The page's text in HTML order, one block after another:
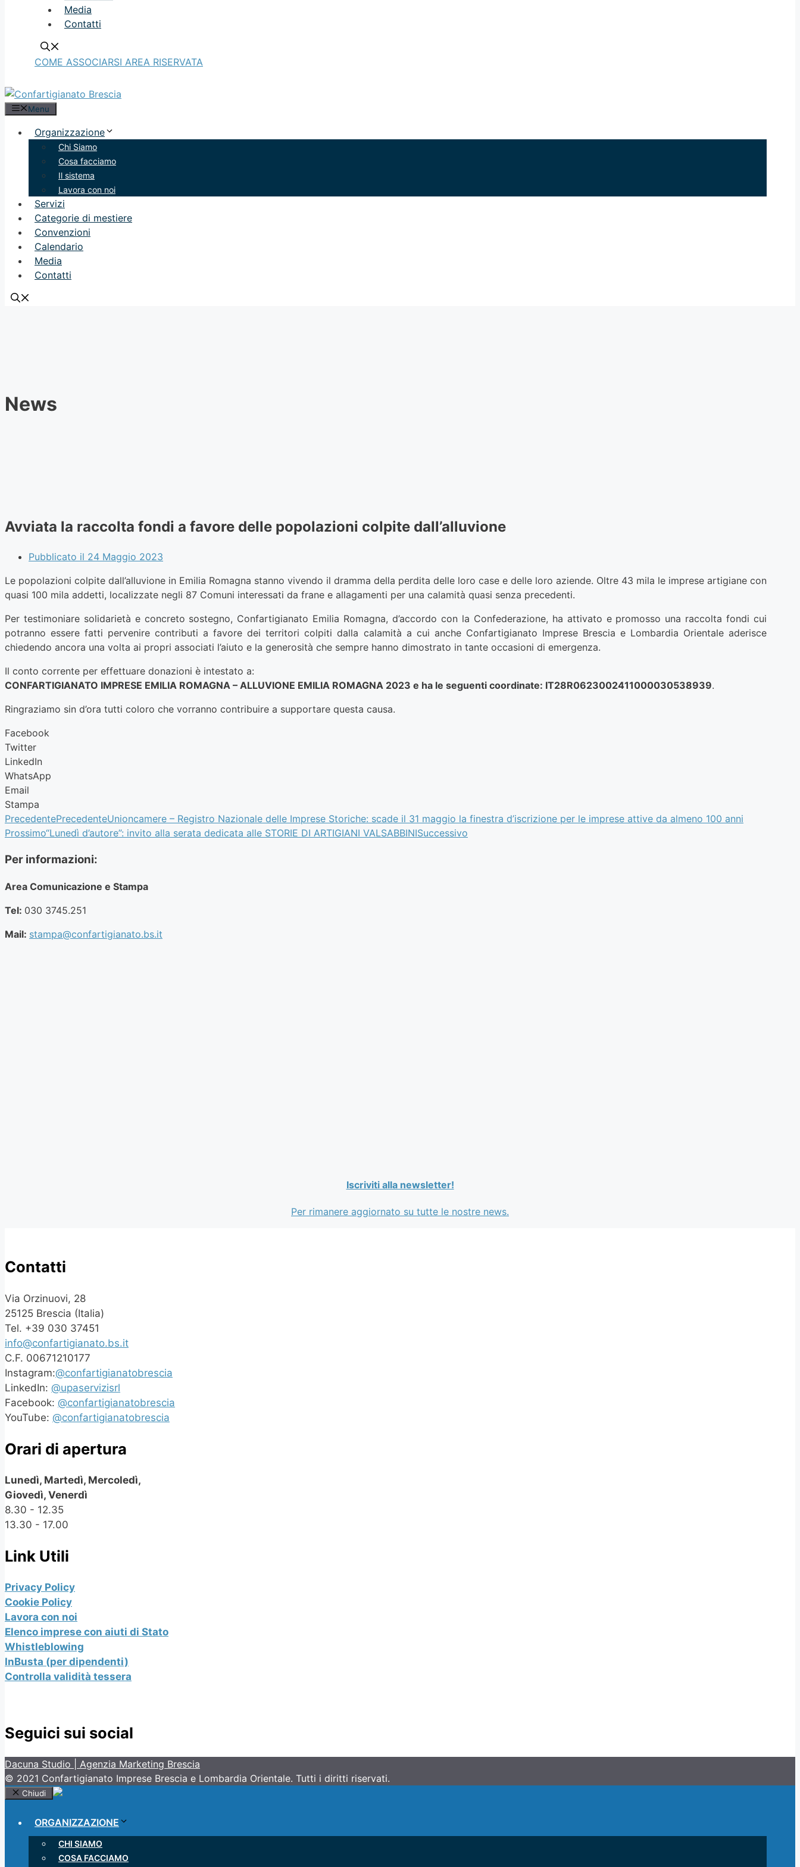
Media
Contatti
COME ASSOCIARSI AREA RISERVATA
Menu
Organizzazione
Chi Siamo
Cosa facciamo
Il sistema
Lavora con noi
Servizi
Categorie di mestiere
Convenzioni
Calendario
Media
Contatti
News
Avviata la raccolta fondi a favore delle popolazioni colpite dall’alluvione
Pubblicato il 24 Maggio 2023
Le popolazioni colpite dall’alluvione in Emilia Romagna stanno vivendo il dramma della perdita delle loro case e delle loro aziende. Oltre 43 mila le imprese artigiane con
quasi 100 mila addetti, localizzate negli 87 Comuni interessati da frane e allagamenti per una calamità quasi senza precedenti.
Per testimoniare solidarietà e concreto sostegno, Confartigianato Emilia Romagna, d’accordo con la Confederazione, ha attivato e promosso una raccolta fondi cui
potranno essere fatti pervenire contributi a favore dei territori colpiti dalla calamità a cui anche Confartigianato Imprese Brescia e Lombardia Orientale aderisce
chiedendo ancora una volta ai propri associati l’aiuto e la generosità che sempre hanno dimostrato in tante occasioni di emergenza.
Il conto corrente per effettuare donazioni è intestato a:
CONFARTIGIANATO IMPRESE EMILIA ROMAGNA – ALLUVIONE EMILIA ROMAGNA 2023 e ha le seguenti coordinate: IT28R0623002411000030538939.
Ringraziamo sin d’ora tutti coloro che vorranno contribuire a supportare questa causa.
Facebook
Twitter
LinkedIn
WhatsApp
Email
Stampa
PrecedentePrecedenteUnioncamere – Registro Nazionale delle Imprese Storiche: scade il 31 maggio la finestra d’iscrizione per le imprese attive da almeno 100 anni
Prossimo“Lunedì d’autore”: invito alla serata dedicata alle STORIE DI ARTIGIANI VALSABBINISuccessivo
Per informazioni:
Area Comunicazione e Stampa
Tel: 030 3745.251
Mail: stampa@confartigianato.bs.it
Iscriviti alla newsletter!
Per rimanere aggiornato su tutte le nostre news.
Contatti
Via Orzinuovi, 28
25125 Brescia (Italia)
Tel. +39 030 37451
info@confartigianato.bs.it
C.F. 00671210177
Instagram:@confartigianatobrescia
LinkedIn: @upaservizisrl
Facebook: @confartigianatobrescia
YouTube: @confartigianatobrescia
Orari di apertura
Lunedì, Martedì, Mercoledì,
Giovedì, Venerdì
8.30 - 12.35
13.30 - 17.00
Link Utili
Privacy Policy
Cookie Policy
Lavora con noi
Elenco imprese con aiuti di Stato
Whistleblowing
InBusta (per dipendenti)
Controlla validità tessera
Seguici sui social
Dacuna Studio | Agenzia Marketing Brescia
© 2021 Confartigianato Imprese Brescia e Lombardia Orientale. Tutti i diritti riservati.
Chiudi
ORGANIZZAZIONE
CHI SIAMO
COSA FACCIAMO